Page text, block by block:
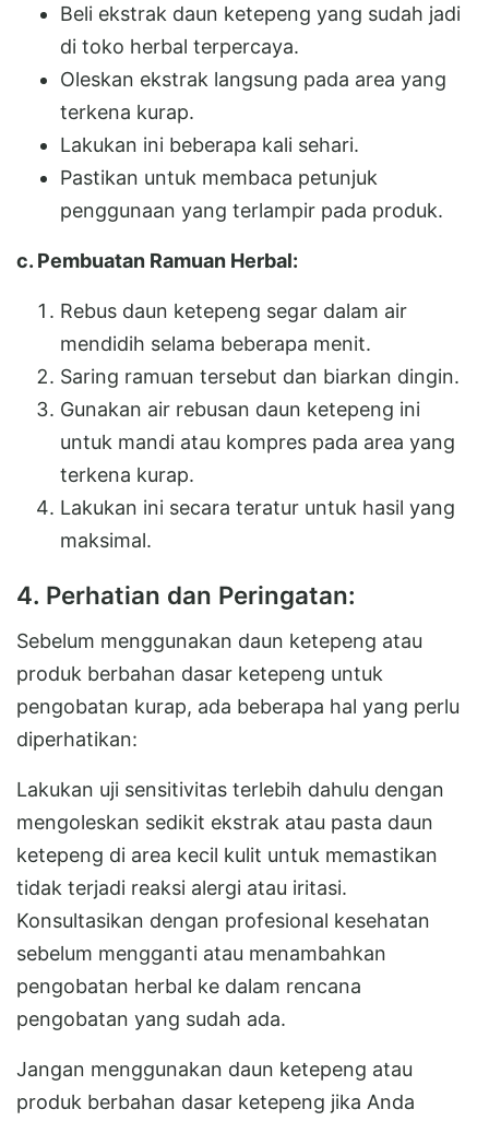
Beli ekstrak daun ketepeng yang sudah jadi
di toko herbal terpercaya.
Oleskan ekstrak langsung pada area yang
terkena kurap.
Lakukan ini beberapa kali sehari.
Pastikan untuk membaca petunjuk
penggunaan yang terlampir pada produk.
c. Pembuatan Ramuan Herbal:
Rebus daun ketepeng segar dalam air
mendidih selama beberapa menit.
Saring ramuan tersebut dan biarkan dingin.
Gunakan air rebusan daun ketepeng ini
untuk mandi atau kompres pada area yang
terkena kurap.
Lakukan ini secara teratur untuk hasil yang
maksimal.
4. Perhatian dan Peringatan:
Sebelum menggunakan daun ketepeng atau
produk berbahan dasar ketepeng untuk
pengobatan kurap, ada beberapa hal yang perlu
diperhatikan:
Lakukan uji sensitivitas terlebih dahulu dengan
mengoleskan sedikit ekstrak atau pasta daun
ketepeng di area kecil kulit untuk memastikan
tidak terjadi reaksi alergi atau iritasi.
Konsultasikan dengan profesional kesehatan
sebelum mengganti atau menambahkan
pengobatan herbal ke dalam rencana
pengobatan yang sudah ada.
Jangan menggunakan daun ketepeng atau
produk berbahan dasar ketepeng jika Anda